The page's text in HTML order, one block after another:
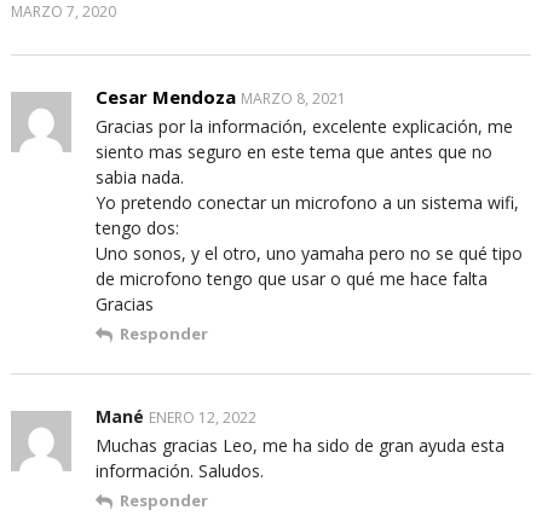
MARZO 7, 2020
Cesar Mendoza MARZO 8, 2021
Gracias por la información, excelente explicación, me
siento mas seguro en este tema que antes que no
sabia nada.
Yo pretendo conectar un microfono a un sistema wifi,
tengo dos:
Uno sonos, y el otro, uno yamaha pero no se qué tipo
de microfono tengo que usar o qué me hace falta
Gracias
Responder
Mané ENERO 12, 2022
Muchas gracias Leo, me ha sido de gran ayuda esta
información. Saludos.
Responder